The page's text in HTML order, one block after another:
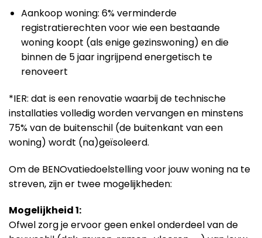
Aankoop woning: 6% verminderde
registratierechten voor wie een bestaande
woning koopt (als enige gezinswoning) en die
binnen de 5 jaar ingrijpend energetisch te
renoveert
*IER: dat is een renovatie waarbij de technische
installaties volledig worden vervangen en minstens
75% van de buitenschil (de buitenkant van een
woning) wordt (na)geïsoleerd.
Om de BENOvatiedoelstelling voor jouw woning na te
streven, zijn er twee mogelijkheden:
Mogelijkheid 1:
Ofwel zorg je ervoor geen enkel onderdeel van de